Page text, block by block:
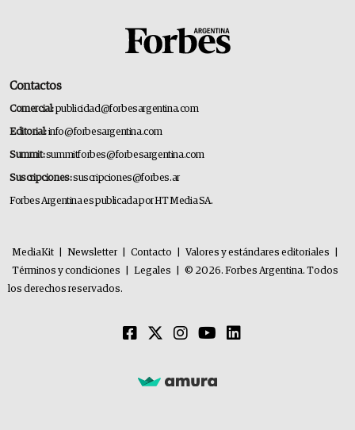
Contactos
Comercial:publicidad@forbesargentina.com
Editorial:info@forbesargentina.com
Summit:summitforbes@forbesargentina.com
Suscripciones:suscripciones@forbes.ar
Forbes Argentina es publicada por HT Media SA.
MediaKit Newsletter Contacto Valores y estándares editoriales
Términos y condiciones
Legales
© 2026. Forbes Argentina. Todos
los derechos reservados.